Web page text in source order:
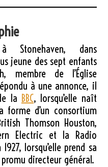
dans
jeune des sept enfants
membre de l’Église
à une annonce, il
la BBC, lorsqu’elle naît
forme d’un consortium
Thomson Houston,
Electric et la Radio
lorsqu’elle prend sa
directeur général.